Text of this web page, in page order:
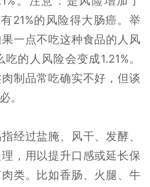
21%的风险得大肠癌。举
一点不吃这种食品的人风
吃的人风险会变成1.21%。
制品常吃确实不好，但谈
。
经过盐腌、风干、发酵、
，用以提升口感或延长保
类。比如香肠、火腿、牛